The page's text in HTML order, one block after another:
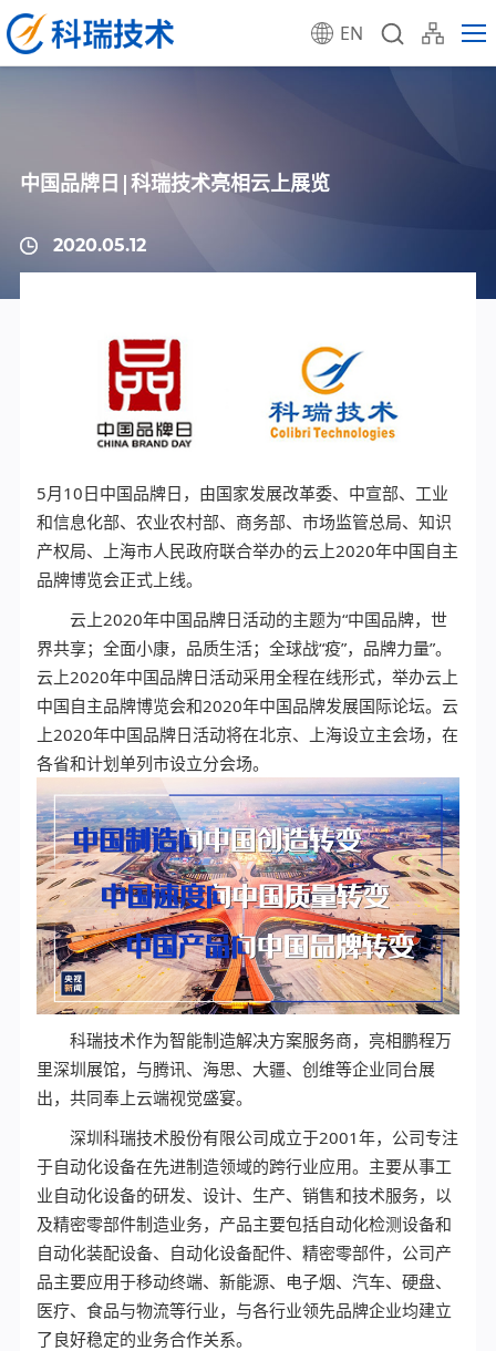
EN
中国品牌日|科瑞技术亮相云上展览
2020.05.12
5月10日中国品牌日，由国家发展改革委、中宣部、工业
和信息化部、农业农村部、商务部、市场监管总局、知识
产权局、上海市人民政府联合举办的云上2020年中国自主
品牌博览会正式上线。
云上2020年中国品牌日活动的主题为“中国品牌，世
界共享；全面小康，品质生活；全球战“疫”，品牌力量”。
云上2020年中国品牌日活动采用全程在线形式，举办云上
中国自主品牌博览会和2020年中国品牌发展国际论坛。云
上2020年中国品牌日活动将在北京、上海设立主会场，在
各省和计划单列市设立分会场。
科瑞技术作为智能制造解决方案服务商，亮相鹏程万
里深圳展馆，与腾讯、海思、大疆、创维等企业同台展
出，共同奉上云端视觉盛宴。
深圳科瑞技术股份有限公司成立于2001年，公司专注
于自动化设备在先进制造领域的跨行业应用。主要从事工
业自动化设备的研发、设计、生产、销售和技术服务，以
及精密零部件制造业务，产品主要包括自动化检测设备和
自动化装配设备、自动化设备配件、精密零部件，公司产
品主要应用于移动终端、新能源、电子烟、汽车、硬盘、
医疗、食品与物流等行业，与各行业领先品牌企业均建立
了良好稳定的业务合作关系。